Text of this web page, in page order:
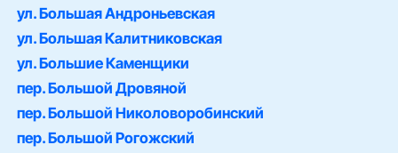
ул. Большая Андроньевская
ул. Большая Калитниковская
ул. Большие Каменщики
пер. Большой Дровяной
пер. Большой Николоворобинский
пер. Большой Рогожский